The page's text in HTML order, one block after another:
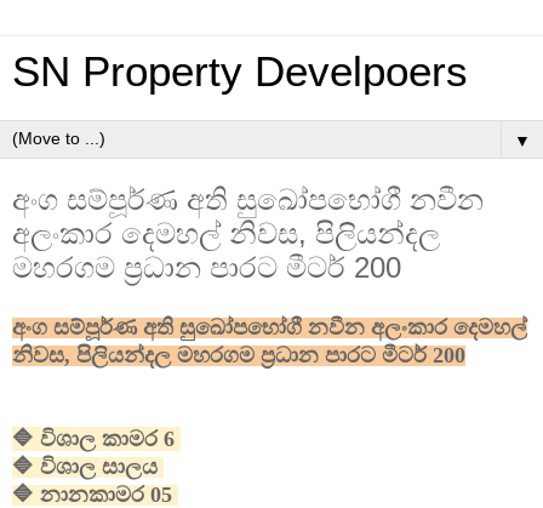
SN Property Develpoers
▼
අංග සම්පූර්ණ අති සුඛෝපභෝගී නවීන
අලංකාර දෙමහල් නිවස, පිලියන්දල
මහරගම ප්‍රධාන පාරට මීටර් 200
අංග සම්පූර්ණ අති සුඛෝපභෝගී නවීන අලංකාර දෙමහල්
නිවස, පිලියන්දල මහරගම ප්‍රධාන පාරට මීටර් 200
🔷 විශාල කාමර 6
🔷 විශාල සාලය
🔷 නානකාමර 05